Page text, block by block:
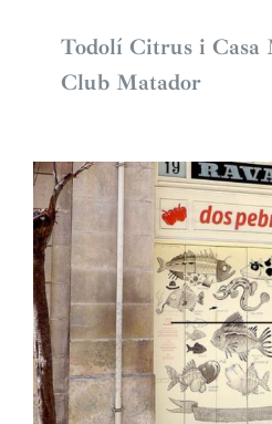
Todolí Citrus i Casa
Club Matador